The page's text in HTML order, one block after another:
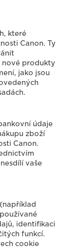
které
Canon. Ty
nové produkty
jako jsou
údaje
zboží
Canon.
vaše
identifikaci
funkcí.
cookie